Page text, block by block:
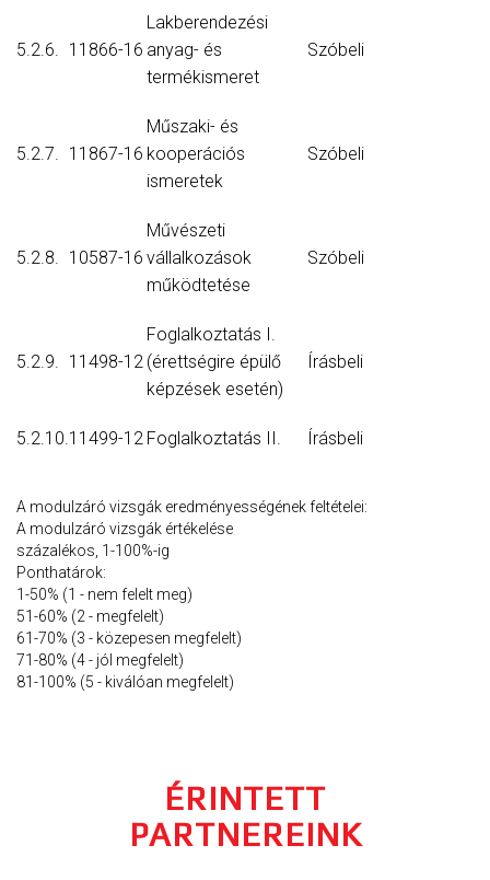
5.2.6. 11866-16
Lakberendezési
anyag- és
termékismeret
Szóbeli
5.2.7. 11867-16
Műszaki- és
kooperációs
ismeretek
Szóbeli
5.2.8. 10587-16
Művészeti
vállalkozások
működtetése
Szóbeli
5.2.9. 11498-12
Foglalkoztatás I.
(érettségire épülő
képzések esetén)
Írásbeli
5.2.10.11499-12 Foglalkoztatás II. Írásbeli
A modulzáró vizsgák eredményességének feltételei:
A modulzáró vizsgák értékelése
százalékos, 1-100%-ig
Ponthatárok:
1-50% (1 - nem felelt meg)
51-60% (2 - megfelelt)
61-70% (3 - közepesen megfelelt)
71-80% (4 - jól megfelelt)
81-100% (5 - kiválóan megfelelt)
ÉRINTETT
PARTNEREINK